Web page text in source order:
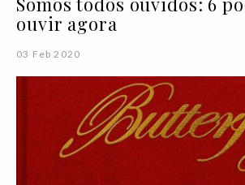
ouvir agora
03 Feb 2020